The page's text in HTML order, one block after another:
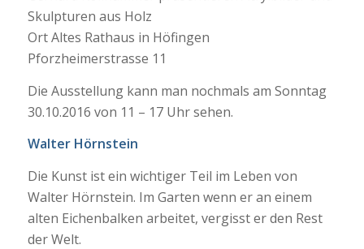
Skulpturen aus Holz
Ort Altes Rathaus in Höfingen
Pforzheimerstrasse 11
Die Ausstellung kann man nochmals am Sonntag
30.10.2016 von 11 – 17 Uhr sehen.
Walter Hörnstein
Die Kunst ist ein wichtiger Teil im Leben von
Walter Hörnstein. Im Garten wenn er an einem
alten Eichenbalken arbeitet, vergisst er den Rest
der Welt.